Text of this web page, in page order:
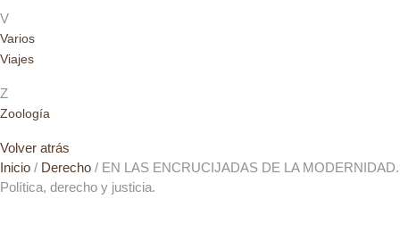
V
Varios
Viajes
Z
Zoología
Volver atrás
Inicio / Derecho / EN LAS ENCRUCIJADAS DE LA MODERNIDAD.
Política, derecho y justicia.